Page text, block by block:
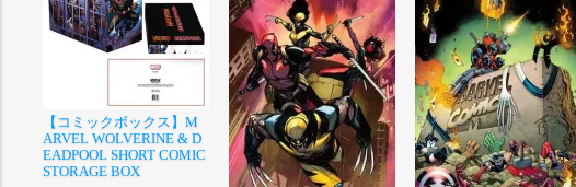
【コミックボックス】M
ARVEL WOLVERINE & D
EADPOOL SHORT COMIC
STORAGE BOX